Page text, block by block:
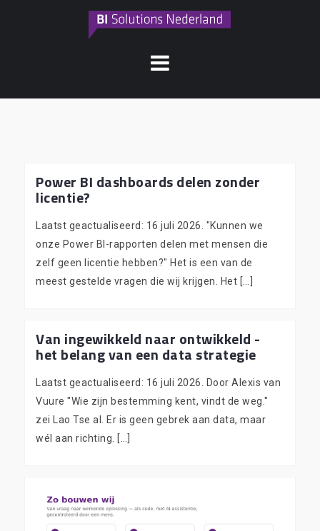
Power BI dashboards delen zonder
licentie?
Laatst geactualiseerd: 16 juli 2026. "Kunnen we
onze Power BI-rapporten delen met mensen die
zelf geen licentie hebben?" Het is een van de
meest gestelde vragen die wij krijgen. Het […]
Van ingewikkeld naar ontwikkeld -
het belang van een data strategie
Laatst geactualiseerd: 16 juli 2026. Door Alexis van
Vuure "Wie zijn bestemming kent, vindt de weg."
zei Lao Tse al. Er is geen gebrek aan data, maar
wél aan richting. […]